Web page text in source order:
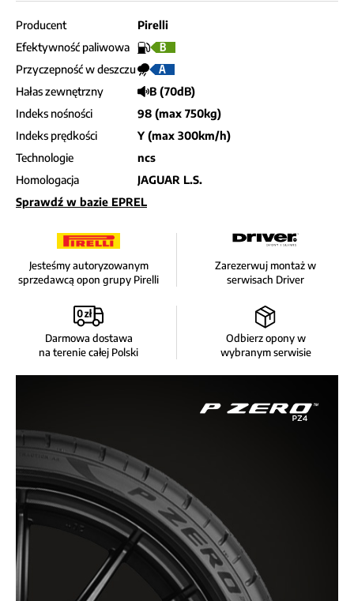
Producent
Pirelli
Efektywność paliwowa
B
Przyczepność w deszczu A
Hałas zewnętrzny
B (70dB)
Indeks nośności
98 (max 750kg)
Indeks prędkości
Y (max 300km/h)
Technologie
ncs
Homologacja
JAGUAR L.S.
Sprawdź w bazie EPREL
Jesteśmy autoryzowanym
sprzedawcą opon grupy Pirelli
Zarezerwuj montaż w
serwisach Driver
Darmowa dostawa
na terenie całej Polski
Odbierz opony w
wybranym serwisie